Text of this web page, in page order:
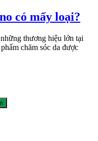
có mấy loại?
thương hiệu lớn tại
chăm sóc da được